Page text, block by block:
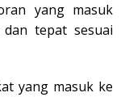
yang masuk
tepat sesuai
yang masuk ke